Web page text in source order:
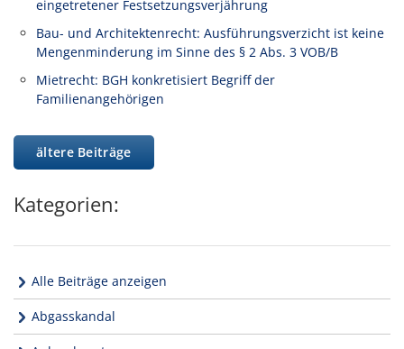
eingetretener Festsetzungsverjährung
Bau- und Architektenrecht: Ausführungsverzicht ist keine
Mengenminderung im Sinne des § 2 Abs. 3 VOB/B
Mietrecht: BGH konkretisiert Begriff der
Familienangehörigen
ältere Beiträge
Kategorien:
Alle Beiträge anzeigen
Abgasskandal